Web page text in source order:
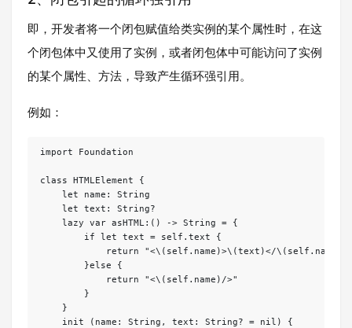
即，开发者将一个闭包赋值给类实例的某个属性时，在这
个闭包体中又使用了实例，或者闭包体中可能访问了实例
的某个属性、方法，导致产生循环强引用。
例如：
import Foundation
class HTMLElement {
    let name: String
    let text: String?
    lazy var asHTML:() -> String = {
        if let text = self.text {
return "<\(self.name)>\(text)</
        }else {
            return "<\(self.name)/>"
        }
    }
    init (name: String, text: String? = nil) {